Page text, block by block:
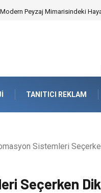
Peyzaj Mimarisindeki
TANITICI REKLAM
Sistemleri
Seçerken